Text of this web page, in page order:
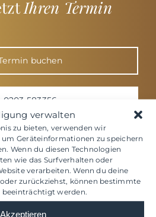
verwalten
zu bieten, verwenden wir
Geräteinformationen zu speichern
Wenn du diesen Technologien
wie das Surfverhalten oder
verarbeiten. Wenn du deine
zurückziehst, können bestimmte
werden.
Akzeptieren
Ihren Termin
buchen
0203 583356
über unsere
Praxis in Duisburg